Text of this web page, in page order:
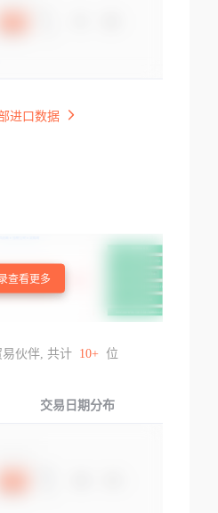
进口数据
查看更多
伙伴, 共计 10+ 位
交易日期分布